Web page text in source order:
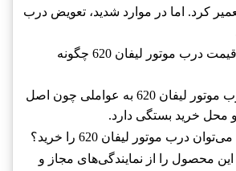
کرد. اما در موارد شدید، تعویض درب
تعیین قیمت درب موتور لیفان 620 چگونه
قیمت درب موتور لیفان 620 به عواملی چون اصل
محل خرید بستگی دارد.
درب موتور لیفان 620 را خرید؟
این محصول را از نمایندگی‌های مجاز و